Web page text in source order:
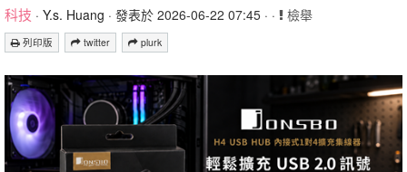
科技 · Y.s. Huang · 發表於 2026-06-22 07:45 · · 檢舉
列印版 twitter plurk